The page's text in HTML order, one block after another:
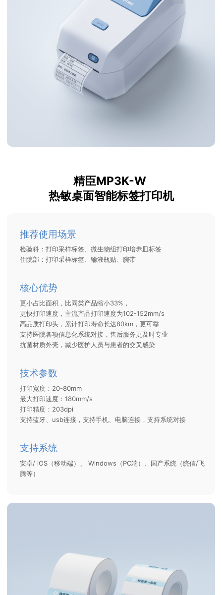
精臣MP3K-W
热敏桌面智能标签打印机
推荐使用场景
检验科：打印采样标签、微生物组打印培养皿标签
住院部：打印采样标签、输液瓶贴、腕带
核心优势
更小占比面积，比同类产品缩小33%，
更快打印速度，主流产品打印速度为102-152mm/s
高品质打印头，累计打印寿命长达80km，更可靠
支持医院各项信息化系统对接，售后服务更及时专业
抗菌材质外壳，减少医护人员与患者的交叉感染
技术参数
打印宽度：20-80mm
最大打印速度：180mm/s
打印精度：203dpi
支持蓝牙、usb连接，支持手机、电脑连接，支持系统对接
支持系统
安卓/ iOS（移动端）、 Windows（PC端）、国产系统（统信/飞
腾等）